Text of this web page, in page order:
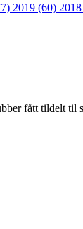
2019 (60)
fått tildelt til